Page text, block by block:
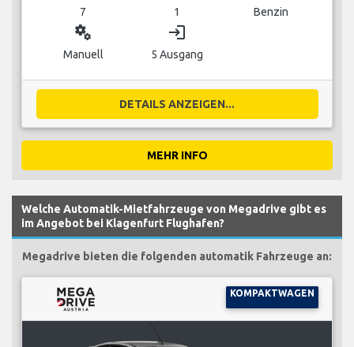
7 1 Benzin
miscellaneous_services
Manuell
login
5 Ausgang
DETAILS ANZEIGEN...
MEHR INFO
Welche Automatik-Mietfahrzeuge von Megadrive gibt es
im Angebot bei Klagenfurt Flughafen?
Megadrive bieten die folgenden automatik Fahrzeuge an:
KOMPAKTWAGEN